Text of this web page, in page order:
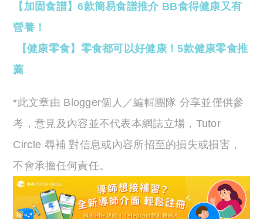
【加固食譜】6款簡易食譜推介 BB食得健康又有
營養！
【健康零食】零食都可以好健康！5款健康零食推
薦
*此文章由 Blogger個人／編輯團隊 分享並僅供參
考，意見及內容並不代表本網誌立場，Tutor
Circle 尋補 對信息或內容所招至的損失或損害，
不會承擔任何責任。